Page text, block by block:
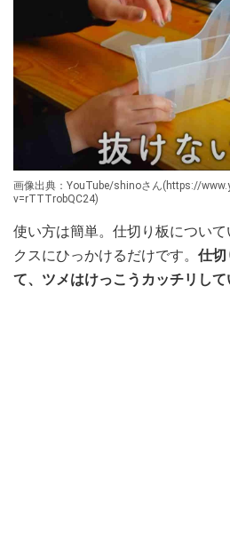
画像出典：YouTube/shinoさん(https://
v=rTTTrobQC24)
使い方は簡単。仕切り板につい
クスにひっかけるだけです。 仕切
て、ツメはけっこうカッチリして